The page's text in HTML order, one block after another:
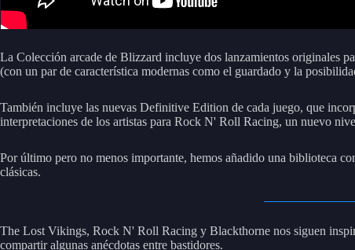
La Colección arcade de Blizzard incluye dos lanzamientos originales
(con un par de característica modernas como el guardado y la
También incluye las nuevas Definitive Edition de cada juego, que
interpretaciones de los artistas para Rock N' Roll Racing, un nuevo
Por último pero no menos importante, hemos añadido una biblioteca
clásicas.
The Lost Vikings, Rock N' Roll Racing y Blackthorne nos siguen
compartir algunas anécdotas entre bastidores.